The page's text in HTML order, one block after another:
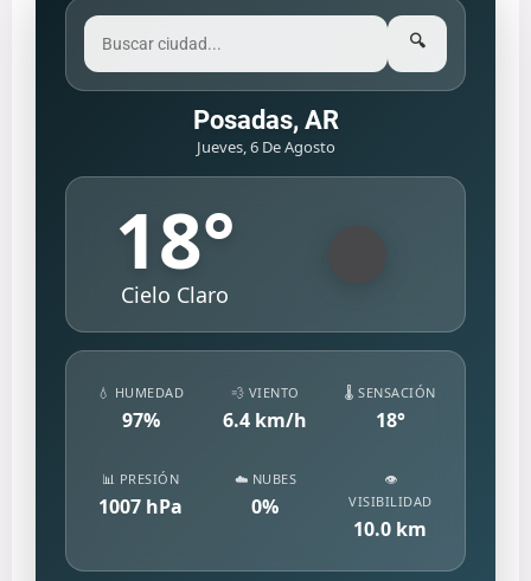
🔍
Posadas, AR
Jueves, 6 De Agosto
18°
Cielo Claro
💧 HUMEDAD
97%
💨 VIENTO
6.4 km/h
🌡️ SENSACIÓN
18°
📊 PRESIÓN
1007 hPa
☁️ NUBES
0%
👁️
VISIBILIDAD
10.0 km